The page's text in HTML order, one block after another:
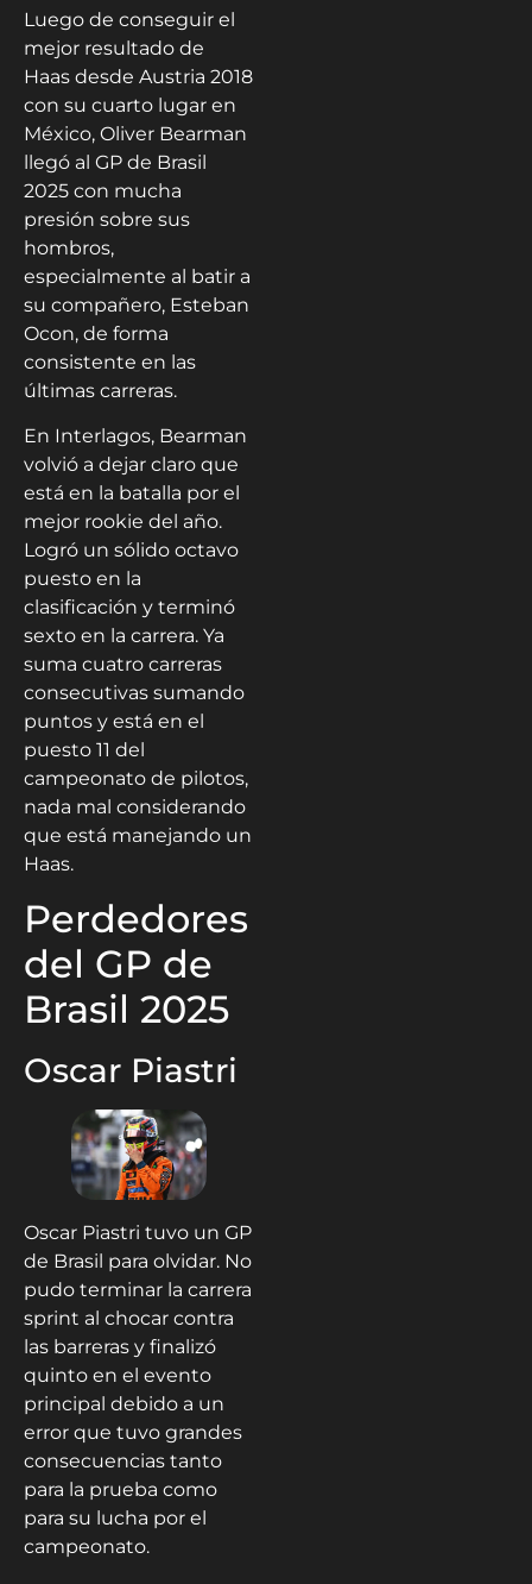
Luego de conseguir el
mejor resultado de
Haas desde Austria 2018
con su cuarto lugar en
México, Oliver Bearman
llegó al GP de Brasil
2025 con mucha
presión sobre sus
hombros,
especialmente al batir a
su compañero, Esteban
Ocon, de forma
consistente en las
últimas carreras.
En Interlagos, Bearman
volvió a dejar claro que
está en la batalla por el
mejor rookie del año.
Logró un sólido octavo
puesto en la
clasificación y terminó
sexto en la carrera. Ya
suma cuatro carreras
consecutivas sumando
puntos y está en el
puesto 11 del
campeonato de pilotos,
nada mal considerando
que está manejando un
Haas.
Perdedores
del GP de
Brasil 2025
Oscar Piastri
Oscar Piastri tuvo un GP
de Brasil para olvidar. No
pudo terminar la carrera
sprint al chocar contra
las barreras y finalizó
quinto en el evento
principal debido a un
error que tuvo grandes
consecuencias tanto
para la prueba como
para su lucha por el
campeonato.